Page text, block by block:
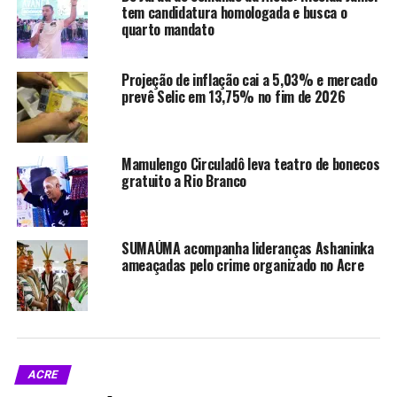
Neste ano, o México registrou 11.771 casos, os Estados
Unidos tiveram 2.104 infecções, e o Canadá contabilizou
1.073 casos. A alta da doença levou a Organização Pan-
Americana da Saúde a retirar, no ano passado, o status
de região livre de transmissão endêmica do continente
americano.
Compartilhe isso:
Facebook
Telegram
tem candidatura homologada e busca o
quarto mandato
Projeção de inflação cai a 5,03% e mercado
prevê Selic em 13,75% no fim de 2026
Mamulengo Circuladô leva teatro de bonecos
gratuito a Rio Branco
SUMAÚMA acompanha lideranças Ashaninka
ameaçadas pelo crime organizado no Acre
ACRE